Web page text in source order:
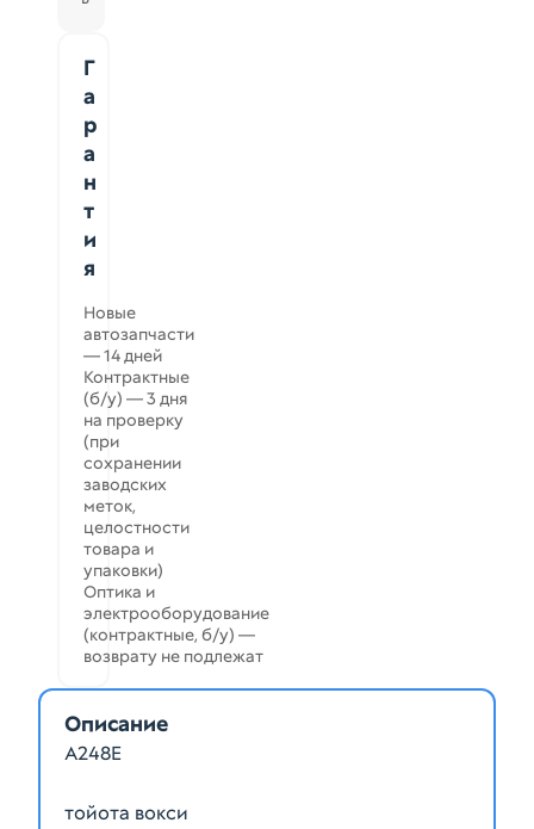
Г
а
р
а
н
т
и
я
Новые
автозапчасти
— 14 дней
Контрактные
(б/у) — 3 дня
на проверку
(при
сохранении
заводских
меток,
целостности
товара и
упаковки)
Оптика и
электрооборудование
(контрактные, б/у) —
возврату не подлежат
Описание
A248E
тойота вокси